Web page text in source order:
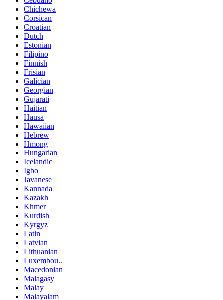
Chichewa
Corsican
Croatian
Dutch
Estonian
Filipino
Finnish
Frisian
Galician
Georgian
Gujarati
Haitian
Hausa
Hawaiian
Hebrew
Hmong
Hungarian
Icelandic
Igbo
Javanese
Kannada
Kazakh
Khmer
Kurdish
Kyrgyz
Latin
Latvian
Lithuanian
Luxembou..
Macedonian
Malagasy
Malay
Malayalam